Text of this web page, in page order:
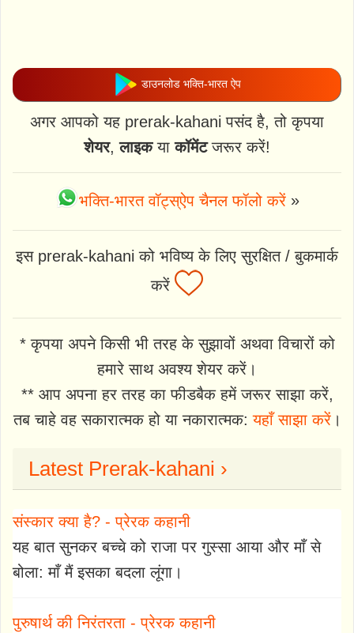
डाउनलोड भक्ति-भारत ऐप
अगर आपको यह prerak-kahani पसंद है, तो कृपया
शेयर,लाइकयाकॉमेंटजरूर करें!
भक्ति-भारत वॉट्स्ऐप चैनल फॉलो करें»
इस prerak-kahani को भविष्य के लिए सुरक्षित / बुकमार्क
करें
* कृपया अपने किसी भी तरह के सुझावों अथवा विचारों को
हमारे साथ अवश्य शेयर करें।
** आप अपना हर तरह का फीडबैक हमें जरूर साझा करें,
तब चाहे वह सकारात्मक हो या नकारात्मक:यहाँ साझा करें।
Latest Prerak-kahani ›
संस्कार क्या है? - प्रेरक कहानी
यह बात सुनकर बच्चे को राजा पर गुस्सा आया और माँ से
बोला: माँ मैं इसका बदला लूंगा।
पुरुषार्थ की निरंतरता - प्रेरक कहानी